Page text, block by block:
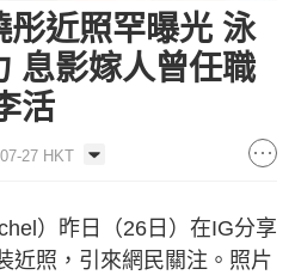
近照罕曝光 泳
息影嫁人曾任職
活
27 HKT
）昨日（26日）在IG分享
近照，引來網民關注。照片